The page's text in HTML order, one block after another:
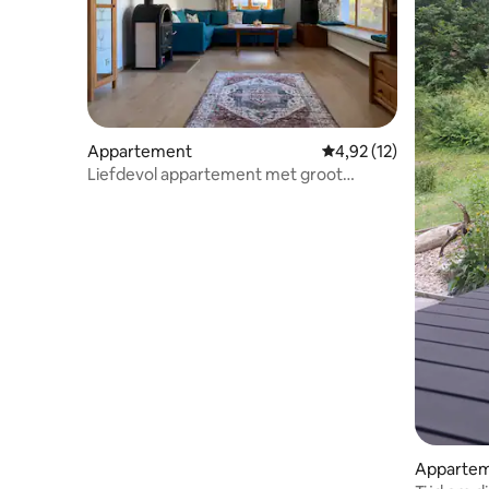
Appartement Gemiddelde
4,92 (12)
Liefdevol appartement met groot